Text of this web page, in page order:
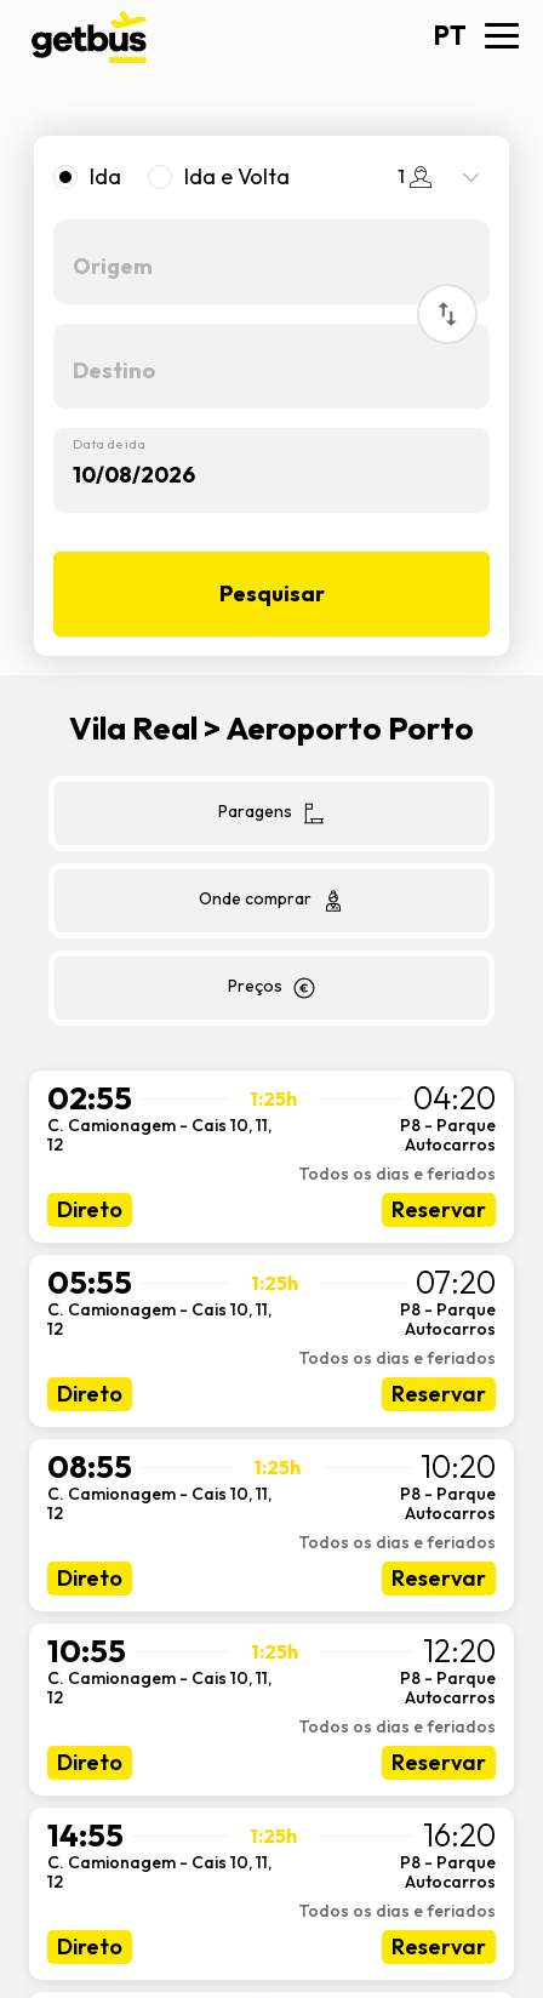
PT
Ida Ida e Volta 1
Data de ida
Pesquisar
Vila Real > Aeroporto Porto
Paragens
Onde comprar
Preços
02:55 1:25h 04:20
C. Camionagem - Cais 10, 11,
12
P8 - Parque
Autocarros
Todos os dias e feriados
Direto Reservar
05:55 1:25h 07:20
C. Camionagem - Cais 10, 11,
12
P8 - Parque
Autocarros
Todos os dias e feriados
Direto Reservar
08:55 1:25h 10:20
C. Camionagem - Cais 10, 11,
12
P8 - Parque
Autocarros
Todos os dias e feriados
Direto Reservar
10:55 1:25h 12:20
C. Camionagem - Cais 10, 11,
12
P8 - Parque
Autocarros
Todos os dias e feriados
Direto Reservar
14:55 1:25h 16:20
C. Camionagem - Cais 10, 11,
12
P8 - Parque
Autocarros
Todos os dias e feriados
Direto Reservar